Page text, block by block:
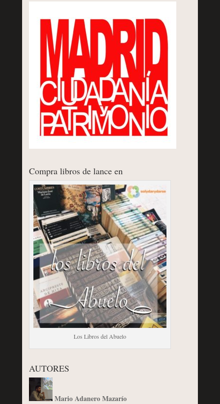
Compra libros de lance en
Los Libros del Abuelo
AUTORES
Mario Adanero Mazarío